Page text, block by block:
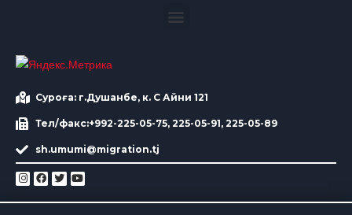
Суроға: г.Душанбе, к. С Айни 121
Тел/факс:+992-225-05-75, 225-05-91, 225-05-89
sh.umumi@migration.tj